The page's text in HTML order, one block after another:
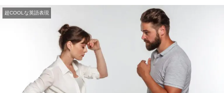
超COOLな英語表現